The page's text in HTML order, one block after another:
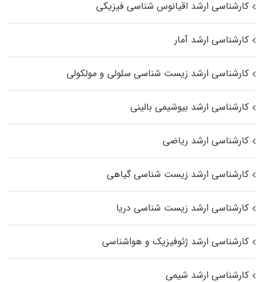
کارشناسی ارشد اقیانوس‌ شناسی فیزیکی
کارشناسی ارشد آمار
کارشناسی ارشد زیست شناسی سلولی و مولکولی
کارشناسی ارشد بیوشیمی بالینی
کارشناسی ارشد ریاضی
کارشناسی ارشد زیست‌ شناسی گیاهی
کارشناسی ارشد زیست‌ شناسی دریا
کارشناسی ارشد ژئوفیزیک و هواشناسی
کارشناسی ارشد شیمی